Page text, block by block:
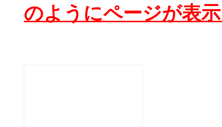
のようにページが表